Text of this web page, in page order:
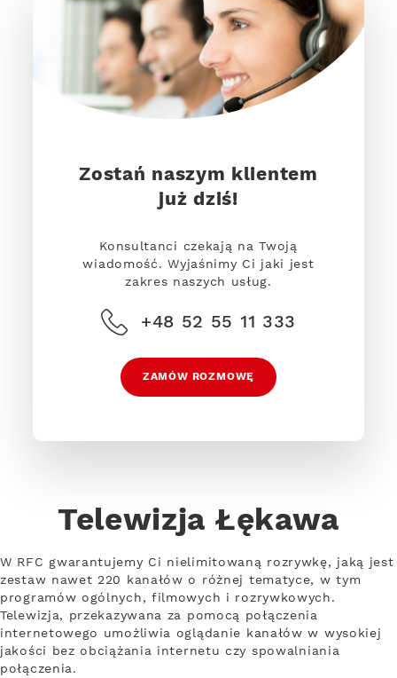
Zostań naszym klientem
już dziś!
Konsultanci czekają na Twoją
wiadomość. Wyjaśnimy Ci jaki jest
zakres naszych usług.
+48 52 55 11 333
ZAMÓW ROZMOWĘ
Telewizja Łękawa
W RFC gwarantujemy Ci nielimitowaną rozrywkę, jaką jest
zestaw nawet 220 kanałów o różnej tematyce, w tym
programów ogólnych, filmowych i rozrywkowych.
Telewizja, przekazywana za pomocą połączenia
internetowego umożliwia oglądanie kanałów w wysokiej
jakości bez obciążania internetu czy spowalniania
połączenia.